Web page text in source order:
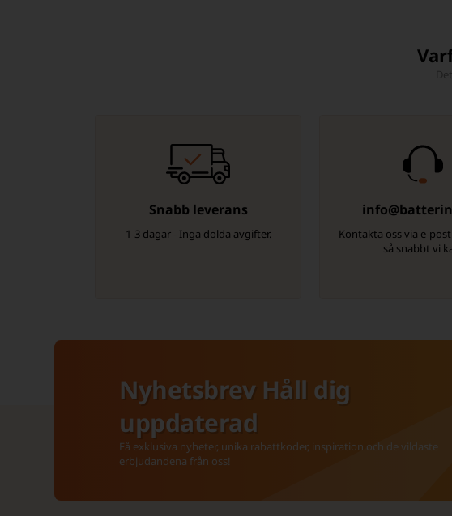
Snabb leverans
1-3 dagar - Inga dolda avgifter.
Kontakta oss via e-
så snabbt vi
Nyhetsbrev Håll dig
uppdaterad
Få exklusiva nyheter, unika rabattkoder, inspiration och de vildaste
erbjudandena från oss!